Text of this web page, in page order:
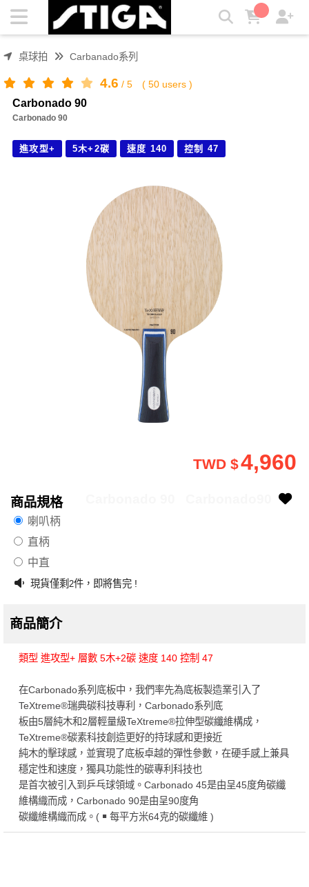
Carbonado 90 | STIGA
桌球拍 Carbanado系列
4.6 / 5 ( 50 users )
Carbonado 90
Carbonado 90
進攻型+ 5木+2碳 速度 140 控制 47
4,960
TWD $
商品規格
喇叭柄
直柄
中直
現貨僅剩 2件，即將售完 !
商品簡介
類型 進攻型+ 層數 5木+2碳 速度 140 控制 47
在Carbonado系列底板中，我們率先為底板製造業引入了
TeXtreme®瑞典碳科技專利，Carbonado系列底
板由5層純木和2層輕量級TeXtreme®拉伸型碳纖維構成，
TeXtreme®碳素科技創造更好的持球感和更接近
純木的擊球感，並實現了底板卓越的彈性參數，在硬手感上兼具
穩定性和速度，獨具功能性的碳專利科技也
是首次被引入到乒乓球領域。Carbonado 45是由呈45度角碳纖
維構織而成，Carbonado 90是由呈90度角
碳纖維構織而成。( ￭ 每平方米64克的碳纖維 )